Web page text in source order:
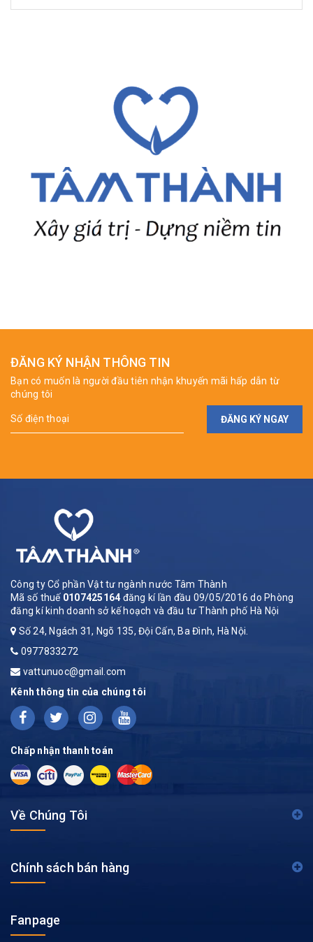
ĐĂNG KÝ NHẬN THÔNG TIN
Bạn có muốn là người đầu tiên nhận khuyến mãi hấp dẫn từ
chúng tôi
ĐĂNG KÝ NGAY
Công ty Cổ phần Vật tư ngành nước Tâm Thành
Mã số thuế 0107425164 đăng kí lần đầu 09/05/2016 do Phòng
đăng kí kinh doanh sở kế hoạch và đầu tư Thành phố Hà Nội
Số 24, Ngách 31, Ngõ 135, Đội Cấn, Ba Đình, Hà Nội.
0977833272
vattunuoc@gmail.com
Kênh thông tin của chúng tôi
Chấp nhận thanh toán
Về Chúng Tôi
Chính sách bán hàng
Fanpage